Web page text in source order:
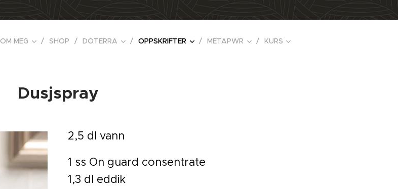
OM MEG SHOP DOTERRA OPPSKRIFTER METAPWR KURS
Dusjspray
2,5 dl vann
1 ss On guard consentrate
1,3 dl eddik